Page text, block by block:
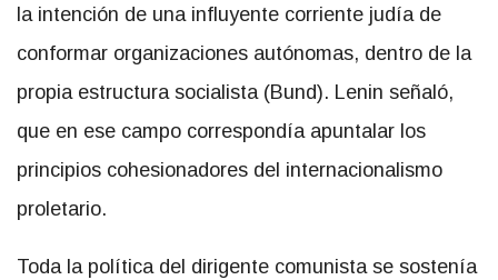
la intención de una influyente corriente judía de
conformar organizaciones autónomas, dentro de la
propia estructura socialista (Bund). Lenin señaló,
que en ese campo correspondía apuntalar los
principios cohesionadores del internacionalismo
proletario.
Toda la política del dirigente comunista se sostenía